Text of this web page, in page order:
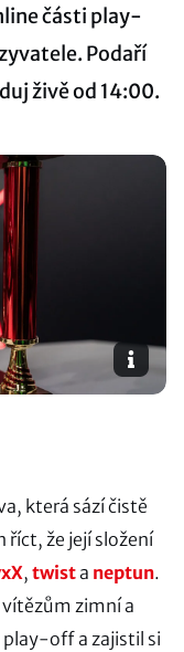
části play-
Podaří
živě od 14:00.
která sází čistě
říct, že její složení
, twista neptun.
vítězům zimní a
play-off a zajistil si